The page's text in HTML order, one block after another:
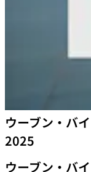
ウーブン・バ
2025
ウーブン・バ